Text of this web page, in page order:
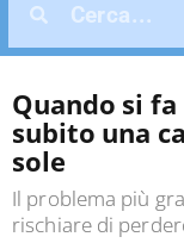
Quando si
subito una
sole
Il problema più
rischiare di